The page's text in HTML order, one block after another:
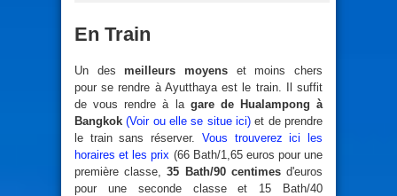
En Train
Un desmeilleurs moyens et moins chers
pour se rendre à Ayutthaya est le train. Il suffit
de vous rendre à la gare de Hualampong à
Bangkok (Voir ou elle se situe ici) et de prendre
le train sans réserver. Vous trouverez ici les
horaires et les prix (66 Bath/1,65 euros pour une
première classe,35 Bath/90 centimesd'euros
pour une seconde classe et 15 Bath/40